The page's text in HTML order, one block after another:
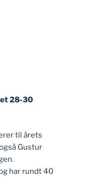
28-30
til årets
Gustur
har rundt 40